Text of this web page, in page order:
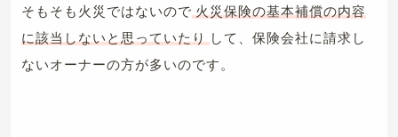
そもそも火災ではないので 火災保険の基本補償の内容
に該当しないと思っていたり
して、保険会社に請求し
ないオーナーの方が多いのです。